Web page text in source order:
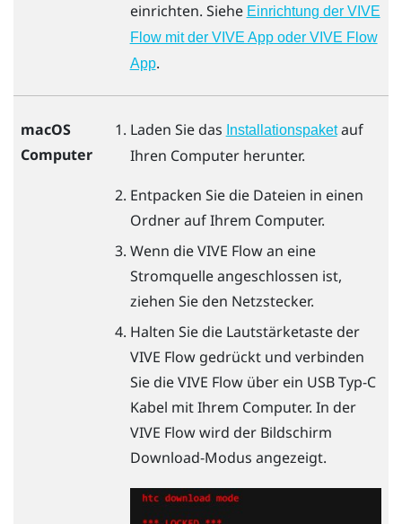
einrichten. Siehe Einrichtung der VIVE
Flow mit der VIVE App oder VIVE Flow
App.
macOS
Computer
Laden Sie das Installationspaketauf
Ihren Computer herunter.
Entpacken Sie die Dateien in einen
Ordner auf Ihrem Computer.
Wenn dieVIVE Flowan eine
Stromquelle angeschlossen ist,
ziehen Sie den Netzstecker.
Halten Sie die Lautstärketaste der
VIVE Flowgedrückt und verbinden
Sie dieVIVE Flowüber ein USB Typ-C
Kabel mit Ihrem Computer. In der
VIVE Flowwird der Bildschirm
Download-Modus angezeigt.